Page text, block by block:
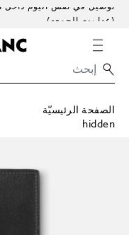
(عدا يوم الجمعه)
الصفحة الرئيسيّة
hidden